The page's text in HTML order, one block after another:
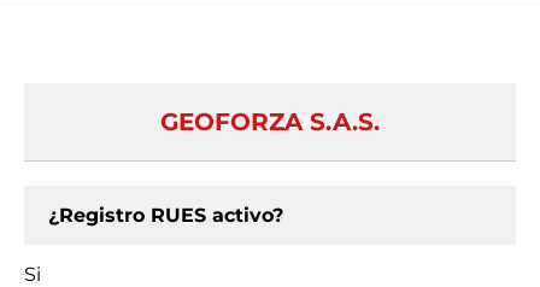
GEOFORZA S.A.S.
¿Registro RUES activo?
Si